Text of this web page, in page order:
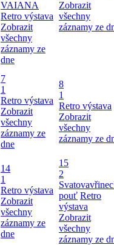
VAIANA
Retro výstava
Zobrazit
všechny
záznamy ze
dne
Zobrazit
všechny
záznamy ze
7
1
Retro výstava
Zobrazit
všechny
záznamy ze
dne
8
1
Retro výstava
Zobrazit
všechny
záznamy ze
14
1
Retro výstava
Zobrazit
všechny
záznamy ze
dne
15
2
pouť Retro
výstava
Zobrazit
všechny
záznamy ze